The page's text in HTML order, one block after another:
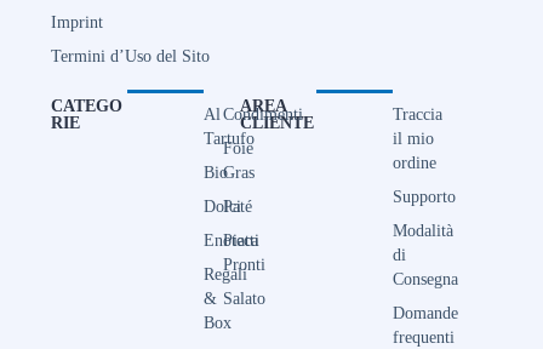
Imprint
Termini d’Uso del Sito
CATEGO
RIE
Al
Tartufo
Bio
Dolci
Enoteca
Regali
&
Box
Condimenti
Foie
Gras
Paté
Piatti
Pronti
Salato
AREA
CLIENTE
Traccia
il mio
ordine
Supporto
Modalità
di
Consegna
Domande
frequenti